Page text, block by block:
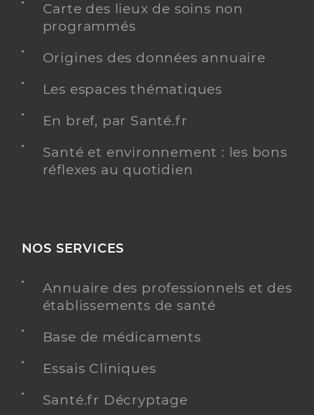
Carte des lieux de soins non
programmés
Origines des données annuaire
Les espaces thématiques
En bref, par Santé.fr
Santé et environnement : les bons
réflexes au quotidien
NOS SERVICES
Annuaire des professionnels et des
établissements de santé
Base de médicaments
Essais Cliniques
Santé.fr Décryptage